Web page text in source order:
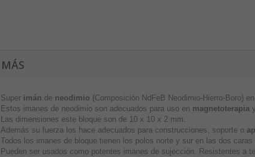
MÁS
Super imán de neodimio (Composición NdFeB Neodimio-Hierro-Boro)
Estos imanes de neodimio son adecuados para uso en magnetoterapia
Las dimensiones este bloque son de 10 x 10 x 2 mm.
Además su fuerza los hace adecuados para construcciones, soporte o
Todos los imanes de bloque tienen los polos norte y sur en las dos
Pueden ser usados como potentes imanes de sujección. Resistentes a